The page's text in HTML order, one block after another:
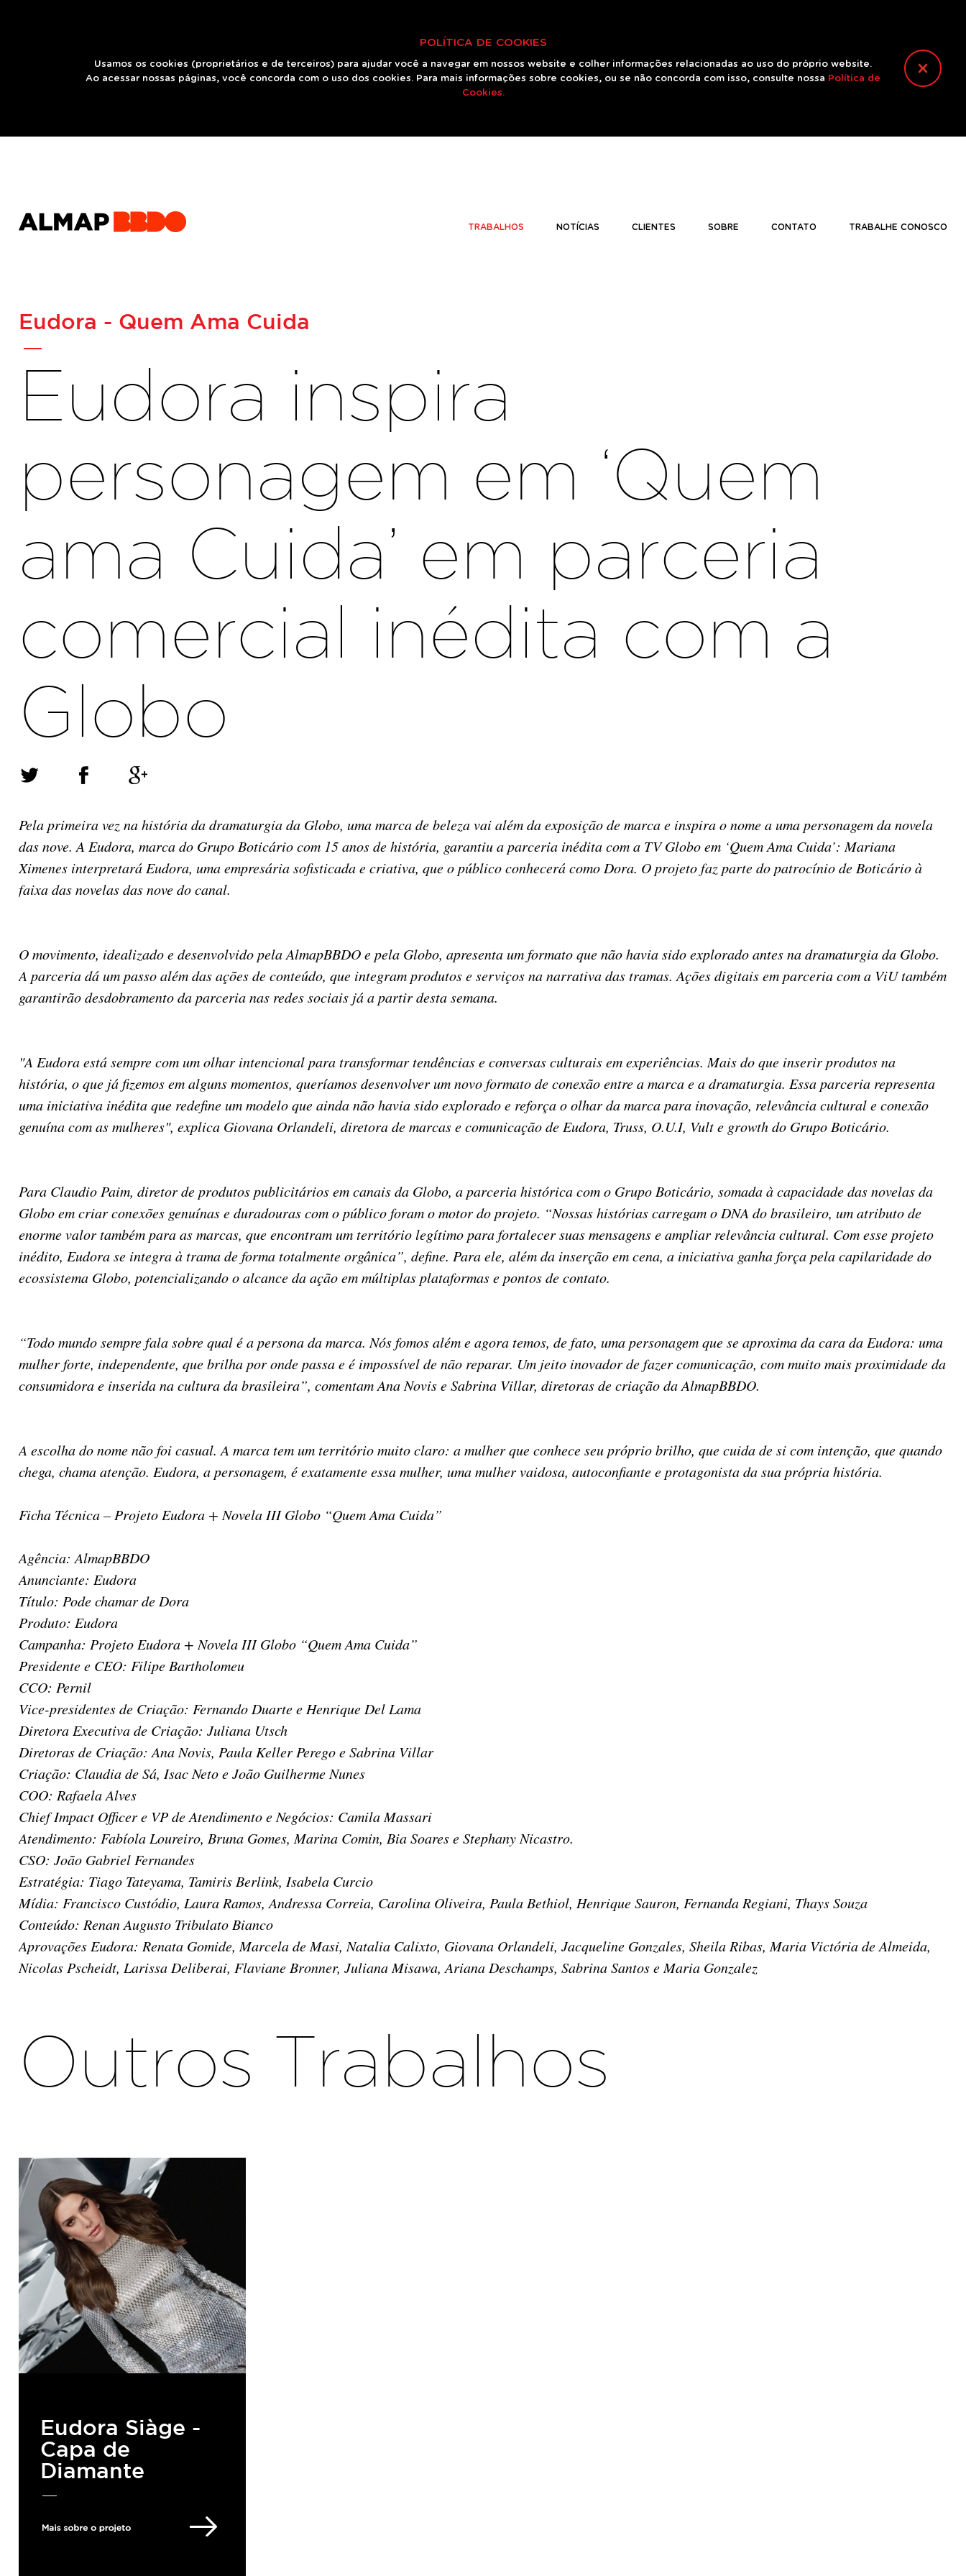
POLÍTICA DE COOKIES
Usamos os cookies (proprietários e de terceiros) para ajudar você a navegar em nossos website e colher informações relacionadas ao uso do próprio website.
Ao acessar nossas páginas, você concorda com o uso dos cookies. Para mais informações sobre cookies, ou se não concorda com isso, consulte nossa Política de
Cookies.
TRABALHOS NOTÍCIAS CLIENTES SOBRE CONTATO TRABALHE CONOSCO
Eudora - Quem Ama Cuida
-
Eudora inspira
personagem em ‘Quem
ama Cuida’ em parceria
comercial inédita com a
Globo
Pela primeira vez na história da dramaturgia da Globo, uma marca de beleza vai além da exposição de marca e inspira o nome a uma personagem da novela
das nove. A Eudora, marca do Grupo Boticário com 15 anos de história, garantiu a parceria inédita com a TV Globo em ‘Quem Ama Cuida’: Mariana
Ximenes interpretará Eudora, uma empresária sofisticada e criativa, que o público conhecerá como Dora. O projeto faz parte do patrocínio de Boticário à
faixa das novelas das nove do canal.
O movimento, idealizado e desenvolvido pela AlmapBBDO e pela Globo, apresenta um formato que não havia sido explorado antes na dramaturgia da Globo.
A parceria dá um passo além das ações de conteúdo, que integram produtos e serviços na narrativa das tramas. Ações digitais em parceria com a ViU também
garantirão desdobramento da parceria nas redes sociais já a partir desta semana.
"A Eudora está sempre com um olhar intencional para transformar tendências e conversas culturais em experiências. Mais do que inserir produtos na
história, o que já fizemos em alguns momentos, queríamos desenvolver um novo formato de conexão entre a marca e a dramaturgia. Essa parceria representa
uma iniciativa inédita que redefine um modelo que ainda não havia sido explorado e reforça o olhar da marca para inovação, relevância cultural e conexão
genuína com as mulheres", explica Giovana Orlandeli, diretora de marcas e comunicação de Eudora, Truss, O.U.I, Vult e growth do Grupo Boticário.
Para Claudio Paim, diretor de produtos publicitários em canais da Globo, a parceria histórica com o Grupo Boticário, somada à capacidade das novelas da
Globo em criar conexões genuínas e duradouras com o público foram o motor do projeto. “Nossas histórias carregam o DNA do brasileiro, um atributo de
enorme valor também para as marcas, que encontram um território legítimo para fortalecer suas mensagens e ampliar relevância cultural. Com esse projeto
inédito, Eudora se integra à trama de forma totalmente orgânica”, define. Para ele, além da inserção em cena, a iniciativa ganha força pela capilaridade do
ecossistema Globo, potencializando o alcance da ação em múltiplas plataformas e pontos de contato.
“Todo mundo sempre fala sobre qual é a persona da marca. Nós fomos além e agora temos, de fato, uma personagem que se aproxima da cara da Eudora: uma
mulher forte, independente, que brilha por onde passa e é impossível de não reparar. Um jeito inovador de fazer comunicação, com muito mais proximidade da
consumidora e inserida na cultura da brasileira”, comentam Ana Novis e Sabrina Villar, diretoras de criação da AlmapBBDO.
A escolha do nome não foi casual. A marca tem um território muito claro: a mulher que conhece seu próprio brilho, que cuida de si com intenção, que quando
chega, chama atenção. Eudora, a personagem, é exatamente essa mulher, uma mulher vaidosa, autoconfiante e protagonista da sua própria história.
Ficha Técnica – Projeto Eudora + Novela III Globo “Quem Ama Cuida”
Agência: AlmapBBDO
Anunciante: Eudora
Título: Pode chamar de Dora
Produto: Eudora
Campanha: Projeto Eudora + Novela III Globo “Quem Ama Cuida”
Presidente e CEO: Filipe Bartholomeu
CCO: Pernil
Vice-presidentes de Criação: Fernando Duarte e Henrique Del Lama
Diretora Executiva de Criação: Juliana Utsch
Diretoras de Criação: Ana Novis, Paula Keller Perego e Sabrina Villar
Criação: Claudia de Sá, Isac Neto e João Guilherme Nunes
COO: Rafaela Alves
Chief Impact Officer e VP de Atendimento e Negócios: Camila Massari
Atendimento: Fabíola Loureiro, Bruna Gomes, Marina Comin, Bia Soares e Stephany Nicastro.
CSO: João Gabriel Fernandes
Estratégia: Tiago Tateyama, Tamiris Berlink, Isabela Curcio
Mídia: Francisco Custódio, Laura Ramos, Andressa Correia, Carolina Oliveira, Paula Bethiol, Henrique Sauron, Fernanda Regiani, Thays Souza
Conteúdo: Renan Augusto Tribulato Bianco
Aprovações Eudora: Renata Gomide, Marcela de Masi, Natalia Calixto, Giovana Orlandeli, Jacqueline Gonzales, Sheila Ribas, Maria Victória de Almeida,
Nicolas Pscheidt, Larissa Deliberai, Flaviane Bronner, Juliana Misawa, Ariana Deschamps, Sabrina Santos e Maria Gonzalez
Outros Trabalhos
Eudora Siàge -
Capa de
Diamante